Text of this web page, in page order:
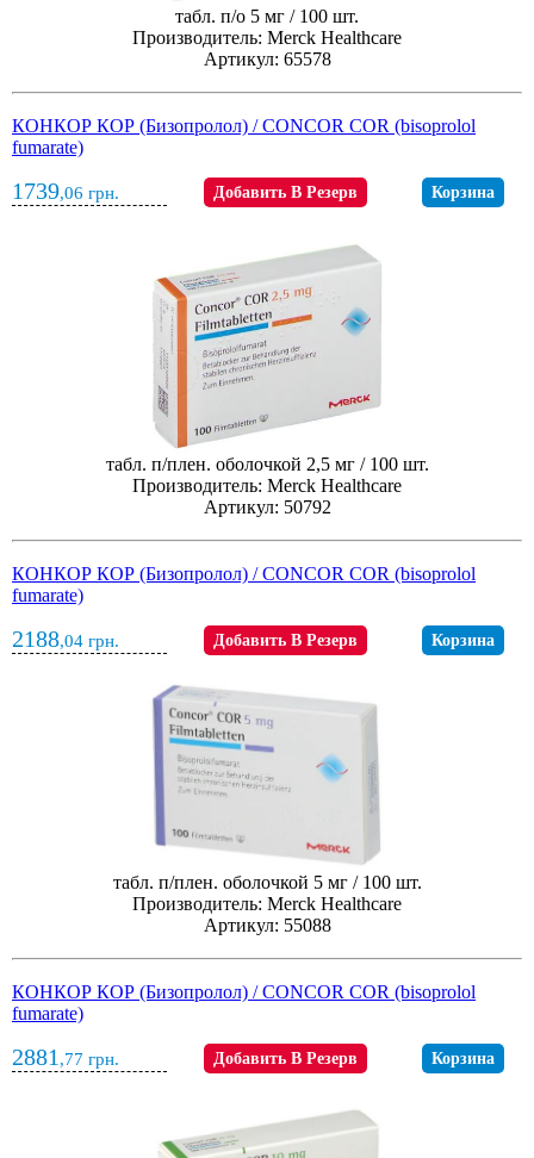
табл. п/о 5 мг / 100 шт.
Производитель: Merck Healthcare
Артикул: 65578
КОНКОР КОР (Бизопролол) / CONCOR COR (bisoprolol
fumarate)
1739,06 грн. Добавить В Резерв Корзина
табл. п/плен. оболочкой 2,5 мг / 100 шт.
Производитель: Merck Healthcare
Артикул: 50792
КОНКОР КОР (Бизопролол) / CONCOR COR (bisoprolol
fumarate)
2188,04 грн. Добавить В Резерв Корзина
табл. п/плен. оболочкой 5 мг / 100 шт.
Производитель: Merck Healthcare
Артикул: 55088
КОНКОР КОР (Бизопролол) / CONCOR COR (bisoprolol
fumarate)
2881 ,77 грн. Добавить В Резерв Корзина